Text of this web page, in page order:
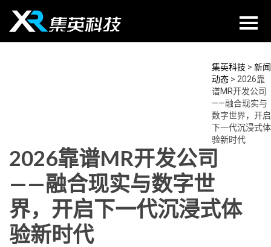
content
集英科技 > 新闻
动态 > 2026靠
谱MR开发公司
——融合现实与
数字世界，开启
下一代沉浸式体
验新时代
2026靠谱MR开发公司
——融合现实与数字世
界，开启下一代沉浸式体
验新时代